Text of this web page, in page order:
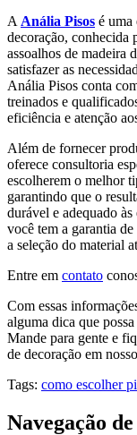
A Anália Pisos é uma
decoração, conhecida
assoalhos de madeira
satisfazer as
Anália Pisos conta
treinados e
eficiência e atenção
Além de fornecer
oferece consultoria
escolherem o melhor
garantindo que o
durável e adequado
você tem a garantia
a seleção do material
Entre em contato
Com essas
alguma dica que
Mande para gente e
de decoração em nosso
Tags: como escolher
Navegação